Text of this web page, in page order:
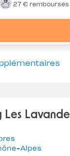
27 € remboursés
Les
Alpes